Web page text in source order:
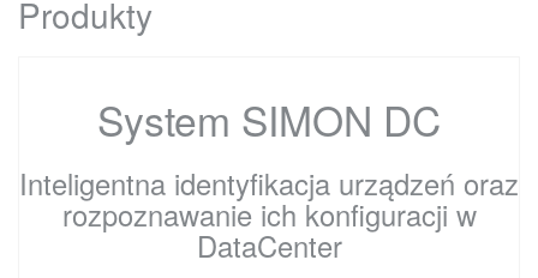
Produkty
System SIMON DC
Inteligentna identyfikacja urządzeń oraz
rozpoznawanie ich konfiguracji w
DataCenter